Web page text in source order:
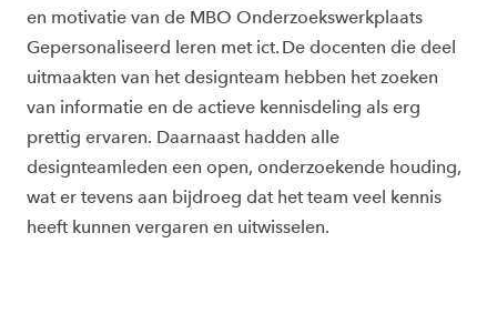
en motivatie van de MBO Onderzoekswerkplaats
Gepersonaliseerd leren met ict. De docenten die deel
uitmaakten van het designteam hebben het zoeken
van informatie en de actieve kennisdeling als erg
prettig ervaren. Daarnaast hadden alle
designteamleden een open, onderzoekende houding,
wat er tevens aan bijdroeg dat het team veel kennis
heeft kunnen vergaren en uitwisselen.